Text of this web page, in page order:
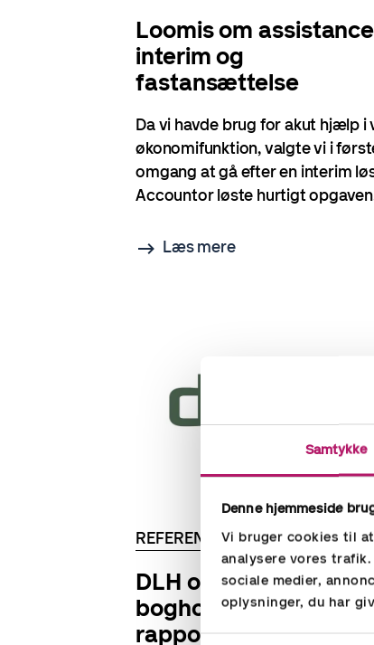
Samtykke
Denne hjemmeside
Vi bruger cookies til
analysere vores
sociale medier,
oplysninger, du har
Loomis om
interim og
fastansættelse
Da vi havde brug for akut hjælp i
økonomifunktion, valgte vi i
omgang at gå efter en interim
Accountor løste hurtigt
Læs mere
REFERENCER
DLH om Outsourcing
bogholderi og
rapportering